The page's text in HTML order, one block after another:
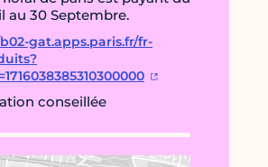
au 30 Septembre.
gat.apps.paris.fr/fr-
conseillée